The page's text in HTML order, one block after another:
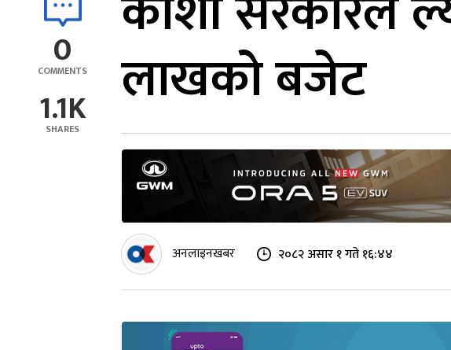
0
COMMENTS
1.1K
SHARES
लाखको बजेट
अनलाइनखबर २०८२ असार १ गते १६:४४